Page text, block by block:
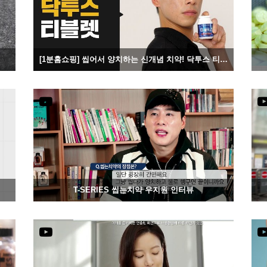
1642 06-03
[1분홈쇼핑] 씹어서 양치하는 신개념 치약! 닥투스 티블렛
1363 05-30
T-SERIES 씹는치약 우지원 인터뷰